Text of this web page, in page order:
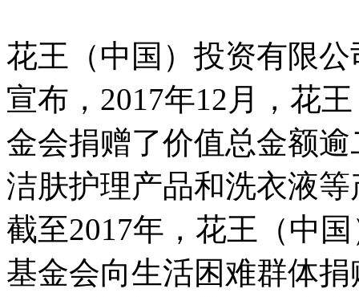
花王（中国）投资有限
宣布，2017年12月，花
金会捐赠了价值总金额
洁肤护理产品和洗衣液等
截至2017年，花王（中
基金会向生活困难群体